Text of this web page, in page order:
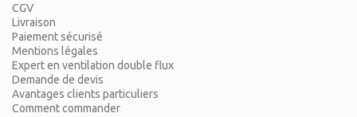
CGV
Livraison
Paiement sécurisé
Mentions légales
Expert en ventilation double flux
Demande de devis
Avantages clients particuliers
Comment commander